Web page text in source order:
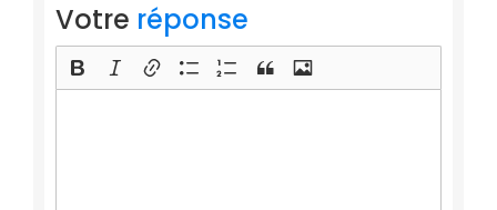
Votre réponse